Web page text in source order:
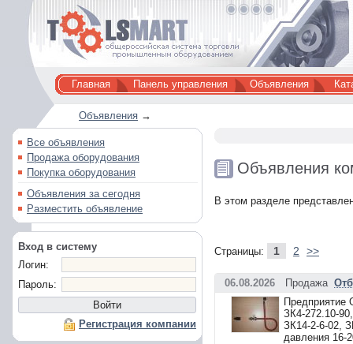
Главная Панель управления Объявления
Объявления →
Все объявления
Продажа оборудования
Покупка оборудования
Объявления за сегодня
Разместить объявление
Вход в систему
Логин:
Пароль:
Регистрация компании
Объявления
В этом разделе
Страницы: 1 2 >>
06.08.2026 Продажа
Предприятие
ЗК4-272.10-
ЗК14-2-6-02,
давления 16-